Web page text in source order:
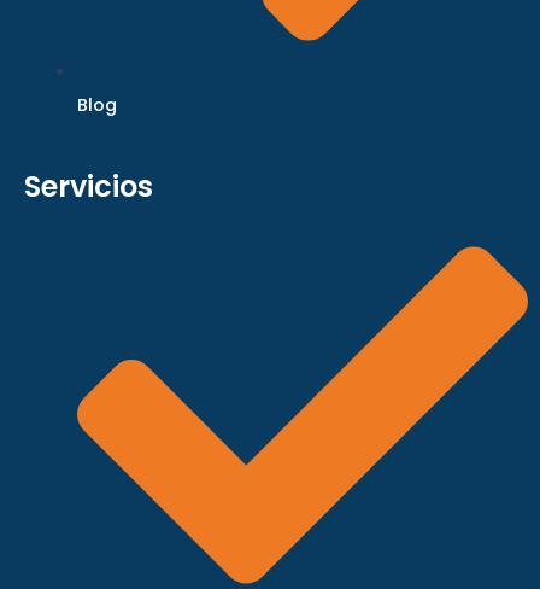
Blog
Servicios